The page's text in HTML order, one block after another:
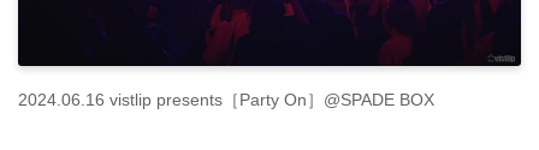
2024.06.16 vistlip presents［Party On］@SPADE BOX